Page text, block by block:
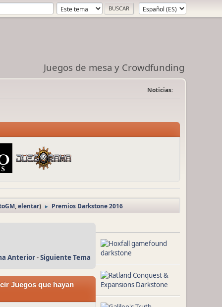
Juegos de mesa y Crowdfunding
Noticias:
,elentar) ► Premios Darkstone 2016
Anterior-Siguiente Tema
Juegos que hayan